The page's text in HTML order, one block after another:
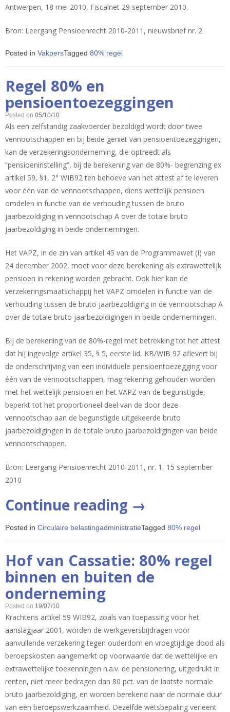
Antwerpen, 18 mei 2010, Fiscalnet 29 september 2010.
Bron: Leergang Pensioenrecht 2010-2011, nieuwsbrief nr. 2
Posted in VakpersTagged 80% regel
Regel 80% en
pensioentoezeggingen
Posted on 05/10/10
Als een zelfstandig zaakvoerder bezoldigd wordt door twee
vennootschappen en bij beide geniet van pensioentoezeggingen,
kan de verzekeringsonderneming, die optreedt als
“pensioeninstelling”, bij de berekening van de 80%- begrenzing ex
artikel 59, §1, 2° WIB92 ten behoeve van het attest af te leveren
voor één van de vennootschappen, diens wettelijk pensioen
omdelen in functie van de verhouding tussen de bruto
jaarbezoldiging in vennootschap A over de totale bruto
jaarbezoldiging in beide ondernemingen.
Het VAPZ, in de zin van artikel 45 van de Programmawet (I) van
24 december 2002, moet voor deze berekening als extrawettelijk
pensioen in rekening worden gebracht. Ook hier kan de
verzekeringsmaatschappij het VAPZ omdelen in functie van de
verhouding tussen de bruto jaarbezoldiging in de vennootschap A
over de totale bruto jaarbezoldigingen in beide ondernemingen.
Bij de berekening van de 80%-regel met betrekking tot het attest
dat hij ingevolge artikel 35, § 5, eerste lid, KB/WIB 92 aflevert bij
de onderschrijving van een individuele pensioentoezegging voor
één van de vennootschappen, mag rekening gehouden worden
met het wettelijk pensioen en het VAPZ van de begunstigde,
beperkt tot het proportioneel deel van de door deze
vennootschap aan de begunstigde uitgekeerde bruto
jaarbezoldigingen in de totale bruto jaarbezoldigingen van beide
vennootschappen.
Bron: Leergang Pensioenrecht 2010-2011, nr. 1, 15 september
2010
Continue reading “Regel
80%
en
→
Posted in Circulaire belastingadministratieTagged 80% regel
Hof van Cassatie: 80% regel
binnen en buiten de
onderneming
Posted on 19/07/10
Krachtens artikel 59 WIB92, zoals van toepassing voor het
aanslagjaar 2001, worden de werkgeversbijdragen voor
aanvullende verzekering tegen ouderdom en vroegtijdige dood als
beroepskosten aangemerkt op voorwaarde dat de wettelijke en
extrawettelijke toekenningen n.a.v. de pensionering, uitgedrukt in
renten, niet meer bedragen dan 80 pct. van de laatste normale
bruto jaarbezoldiging, en worden berekend naar de normale duur
van een beroepswerkzaamheid. Dezelfde wetsbepaling verleent